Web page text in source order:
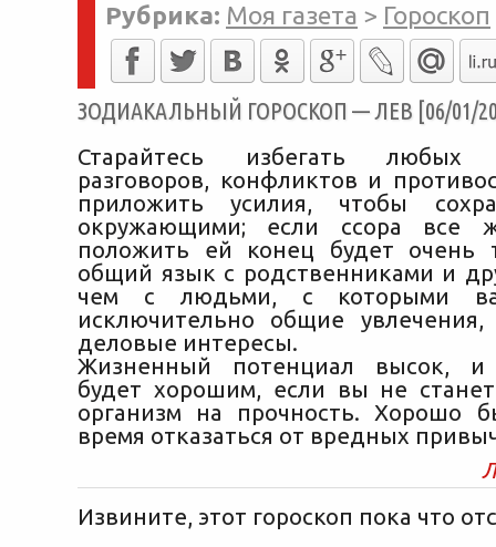
Рубрика: Моя газета > Гороскоп
ЗОДИАКАЛЬНЫЙ ГОРОСКОП — ЛЕВ [06/01/
Старайтесь избегать любых
разговоров, конфликтов и
приложить усилия, чтобы
окружающими; если ссора все
положить ей конец будет очень
общий язык с родственниками и
чем с людьми, с которыми
исключительно общие увлечения,
деловые интересы.
Жизненный потенциал высок, и
будет хорошим, если вы не
организм на прочность. Хорошо
время отказаться от вредных
Извините, этот гороскоп пока что